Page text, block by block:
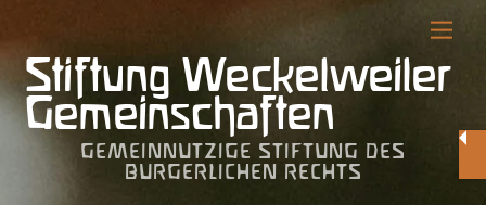
content
Stiftung Weckelweiler
Gemeinschaften
GEMEINNÜTZIGE STIFTUNG DES
BÜRGERLICHEN RECHTS